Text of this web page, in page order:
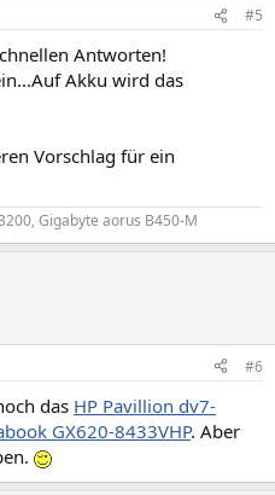
#5
Antworten!
Akku wird das
Vorschlag für ein
Gigabyte aorus B450-M
#6
das HP Pavillion dv7-
GX620-8433VHP. Aber